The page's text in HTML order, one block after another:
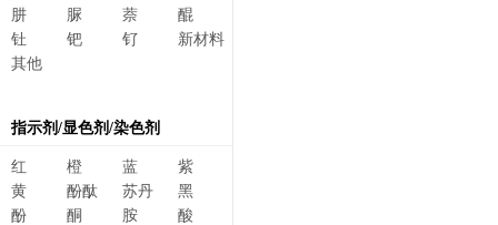
肼
脲 萘
醌
钍
钯 钌
新材料
其他
指示剂/显色剂/染色剂
红 橙 蓝
紫
黄
酚酞 苏丹
黑
酚
酮 胺
酸